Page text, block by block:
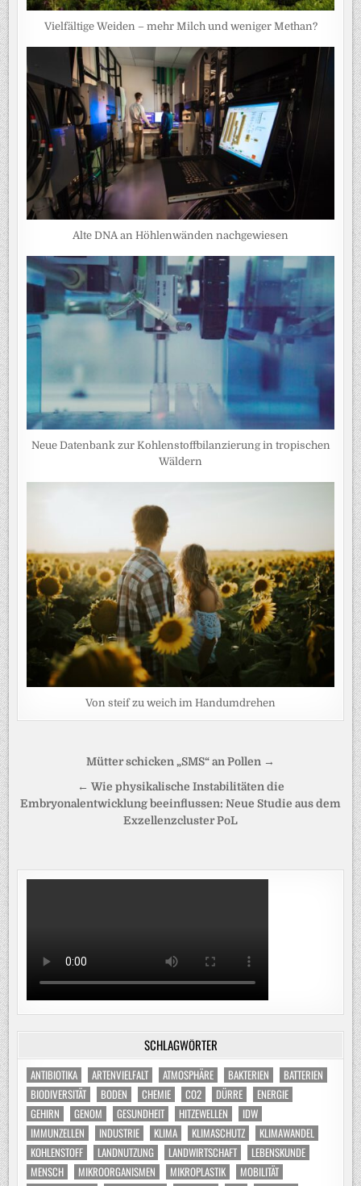
Vielfältige Weiden – mehr Milch und weniger Methan?
Alte DNA an Höhlenwänden nachgewiesen
Neue Datenbank zur Kohlenstoffbilanzierung in tropischen
Wäldern
Von steif zu weich im Handumdrehen
Beitragsnavigation
Mütter schicken „SMS“ an Pollen →
← Wie physikalische Instabilitäten die
Embryonalentwicklung beeinflussen: Neue Studie aus dem
Exzellenzcluster PoL
SCHLAGWÖRTER
ANTIBIOTIKA ARTENVIELFALT ATMOSPHÄRE BAKTERIEN
BATTERIEN
BIODIVERSITÄT
BODEN CHEMIE CO2 DÜRRE
ENERGIE
GEHIRN
GENOM GESUNDHEIT HITZEWELLEN
IDW
IMMUNZELLEN
INDUSTRIE KLIMA KLIMASCHUTZ
KLIMAWANDEL
KOHLENSTOFF
LANDNUTZUNG LANDWIRTSCHAFT
LEBENSKUNDE
MENSCH
MIKROORGANISMEN MIKROPLASTIK
MOBILITÄT